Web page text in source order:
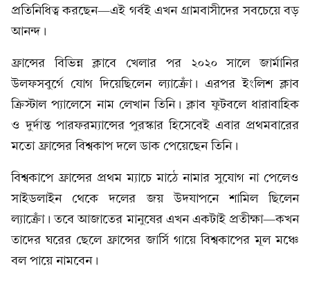
প্রতিনিধিত্ব করছেন—এই গর্বই এখন গ্রামবাসীদের সবচেয়ে বড়
আনন্দ।
ফ্রান্সের বিভিন্ন ক্লাবে খেলার পর ২০২০ সালে জার্মানির
উলফসবুর্গে যোগ দিয়েছিলেন ল্যাক্রোঁ। এরপর ইংলিশ ক্লাব
ক্রিস্টাল প্যালেসে নাম লেখান তিনি। ক্লাব ফুটবলে ধারাবাহিক
ও দুর্দান্ত পারফরম্যান্সের পুরস্কার হিসেবেই এবার প্রথমবারের
মতো ফ্রান্সের বিশ্বকাপ দলে ডাক পেয়েছেন তিনি।
বিশ্বকাপে ফ্রান্সের প্রথম ম্যাচে মাঠে নামার সুযোগ না পেলেও
সাইডলাইন থেকে দলের জয় উদযাপনে শামিল ছিলেন
ল্যাক্রোঁ। তবে আজাতের মানুষের এখন একটাই প্রতীক্ষা—কখন
তাদের ঘরের ছেলে ফ্রান্সের জার্সি গায়ে বিশ্বকাপের মূল মঞ্চে
বল পায়ে নামবেন।